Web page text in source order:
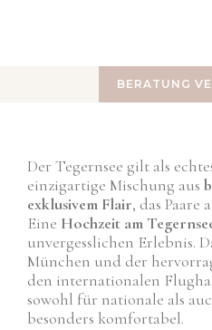
BERATUNG
Der Tegernsee gilt als
einzigartige Mischung aus
exklusivem Flair, das Paare
Eine Hochzeit am
unvergesslichen Erlebnis.
München und der
den internationalen
sowohl für nationale als
besonders komfortabel.